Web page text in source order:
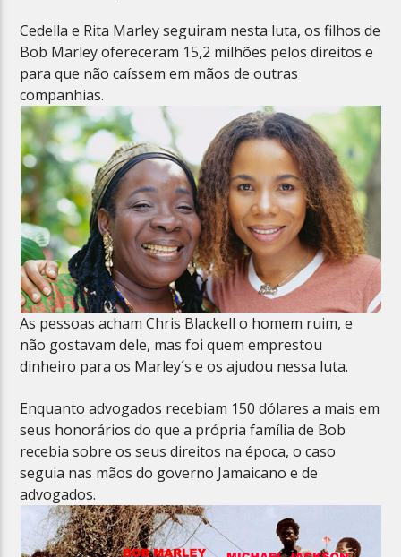
Cedella e Rita Marley seguiram nesta luta, os filhos de
Bob Marley ofereceram 15,2 milhões pelos direitos e
para que não caíssem em mãos de outras
companhias.
As pessoas acham Chris Blackell o homem ruim, e
não gostavam dele, mas foi quem emprestou
dinheiro para os Marley´s e os ajudou nessa luta.
Enquanto advogados recebiam 150 dólares a mais em
seus honorários do que a própria família de Bob
recebia sobre os seus direitos na época, o caso
seguia nas mãos do governo Jamaicano e de
advogados.